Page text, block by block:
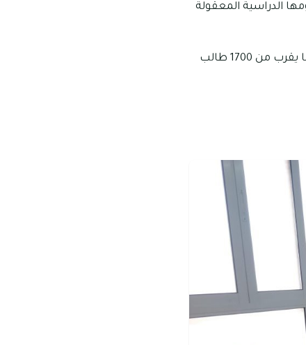
الدراسية المعقولة
يوجد بالمدرسة بعض المقاعد المخصصة للطلاب من ذوي الاحتياجات الخاصة، ويوجد بها ما يقرب من 1700 طالب